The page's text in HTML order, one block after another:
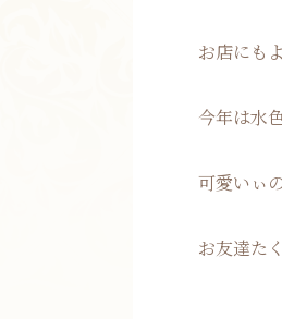
お店にも
今年は水
可愛いぃ
お友達た